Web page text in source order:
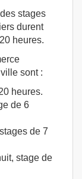
stages
durent
heures.
sont :
heures.
de 6
de 7
stage de